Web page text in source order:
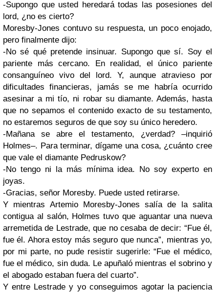
-Supongo que usted heredará todas las posesiones del
lord, ¿no es cierto?
Moresby-Jones contuvo su respuesta, un poco enojado,
pero finalmente dijo:
-No sé qué pretende insinuar. Supongo que sí. Soy el
pariente más cercano. En realidad, el único pariente
consanguíneo vivo del lord. Y, aunque atravieso por
dificultades financieras, jamás se me habría ocurrido
asesinar a mi tío, ni robar su diamante. Además, hasta
que no sepamos el contenido exacto de su testamento,
no estaremos seguros de que soy su único heredero.
-Mañana se abre el testamento, ¿verdad? –inquirió
Holmes–. Para terminar, dígame una cosa, ¿cuánto cree
que vale el diamante Pedruskow?
-No tengo ni la más mínima idea. No soy experto en
joyas.
-Gracias, señor Moresby. Puede usted retirarse.
Y mientras Artemio Moresby-Jones salía de la salita
contigua al salón, Holmes tuvo que aguantar una nueva
arremetida de Lestrade, que no cesaba de decir: “Fue él,
fue él. Ahora estoy más seguro que nunca”, mientras yo,
por mi parte, no pude resistir sugerirle: “Fue el médico,
fue el médico, sin duda. Le apuñaló mientras el sobrino y
el abogado estaban fuera del cuarto”.
Y entre Lestrade y yo conseguimos agotar la paciencia